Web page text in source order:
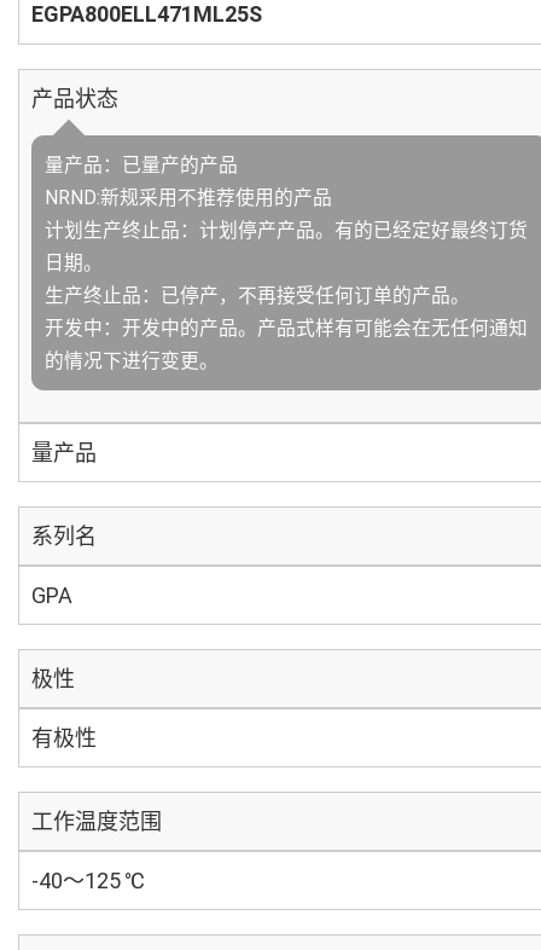
EGPA800ELL471ML25S
产品状态
量产品：已量产的产品
NRND:新规采用不推荐使用的产品
计划生产终止品：计划停产产品。有的已经定好最终订货
日期。
生产终止品：已停产，不再接受任何订单的产品。
开发中：开发中的产品。产品式样有可能会在无任何通知
的情况下进行变更。
量产品
系列名
GPA
极性
有极性
工作温度范围
-40～125 ℃